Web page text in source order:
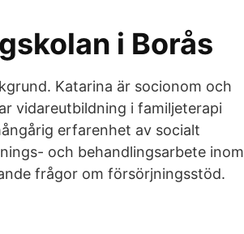
i Borås
Katarina är socionom och
vidareutbildning i familjeterapi
erfarenhet av socialt
och behandlingsarbete inom
frågor om försörjningsstöd.